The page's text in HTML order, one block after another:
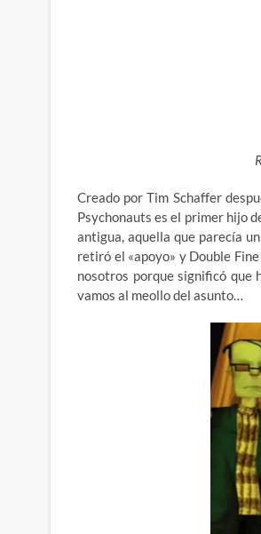
Creado por Tim Schaffer
Psychonauts es el primer hijo
antigua, aquella que parecía
retiró el «apoyo» y Double
nosotros porque significó que
vamos al meollo del asunto…